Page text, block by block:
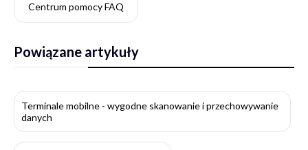
Centrum pomocy FAQ
Powiązane artykuły
Terminale mobilne - wygodne skanowanie i przechowywanie
danych